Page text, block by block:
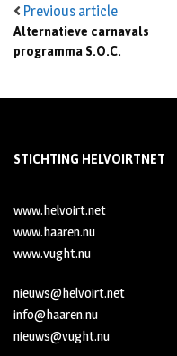
Previous article
Alternatieve carnavals
programma S.O.C.
STICHTING HELVOIRTNET
www.helvoirt.net
www.haaren.nu
www.vught.nu
nieuws@helvoirt.net
info@haaren.nu
nieuws@vught.nu